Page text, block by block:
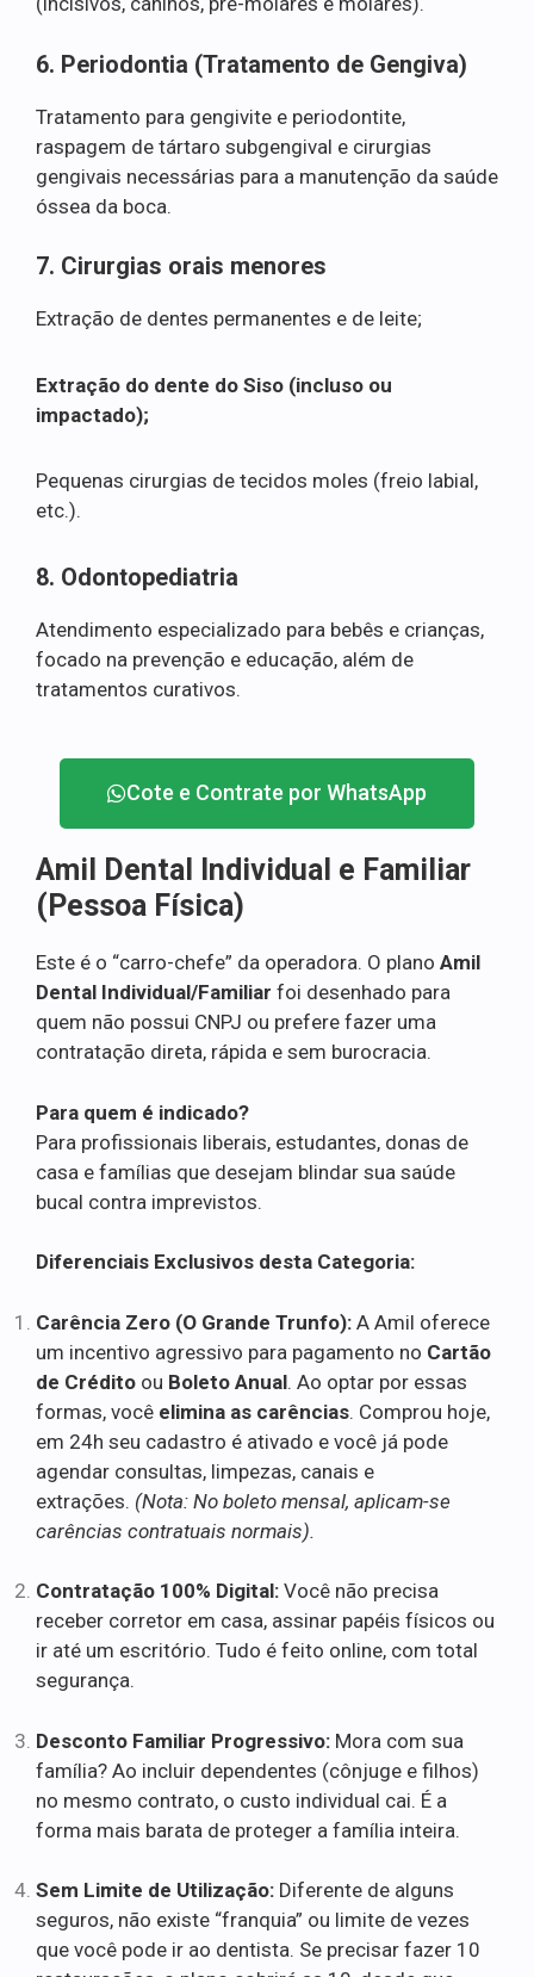
6. Periodontia (Tratamento de Gengiva)
Tratamento para gengivite e periodontite,
raspagem de tártaro subgengival e cirurgias
gengivais necessárias para a manutenção da saúde
óssea da boca.
7. Cirurgias orais menores
Extração de dentes permanentes e de leite;
Extração do dente do Siso (incluso ou
impactado);
Pequenas cirurgias de tecidos moles (freio labial,
etc.).
8. Odontopediatria
Atendimento especializado para bebês e crianças,
focado na prevenção e educação, além de
tratamentos curativos.
Cote e Contrate por WhatsApp
Amil Dental Individual e Familiar
(Pessoa Física)
Este é o “carro-chefe” da operadora. O plano Amil
Dental Individual/Familiar foi desenhado para
quem não possui CNPJ ou prefere fazer uma
contratação direta, rápida e sem burocracia.
Para quem é indicado?
Para profissionais liberais, estudantes, donas de
casa e famílias que desejam blindar sua saúde
bucal contra imprevistos.
Diferenciais Exclusivos desta Categoria:
Carência Zero (O Grande Trunfo): A Amil oferece
um incentivo agressivo para pagamento no Cartão
de Crédito ou Boleto Anual. Ao optar por essas
formas, você elimina as carências. Comprou hoje,
em 24h seu cadastro é ativado e você já pode
agendar consultas, limpezas, canais e
extrações. (Nota: No boleto mensal, aplicam-se
carências contratuais normais).
Contratação 100% Digital: Você não precisa
receber corretor em casa, assinar papéis físicos ou
ir até um escritório. Tudo é feito online, com total
segurança.
Desconto Familiar Progressivo: Mora com sua
família? Ao incluir dependentes (cônjuge e filhos)
no mesmo contrato, o custo individual cai. É a
forma mais barata de proteger a família inteira.
Sem Limite de Utilização: Diferente de alguns
seguros, não existe “franquia” ou limite de vezes
que você pode ir ao dentista. Se precisar fazer 10